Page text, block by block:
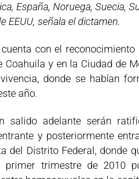
España, Noruega, Suecia,
EEUU, señala el dictamen.
con el
Coahuila y en la Ciudad de
donde se habían
año.
salido adelante serán
y posteriormente
del Distrito Federal, donde
trimestre de 2010